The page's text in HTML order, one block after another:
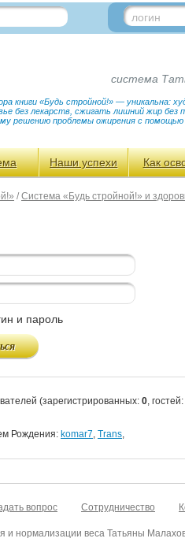
логин
система
книги «Будь стройной!» — уникальна:
без лекарств, сжигать лишний жир
решению проблемы ожирения с
Наши успехи Как
/Система «Будь стройной!» и
и пароль
(зарегистрированных: 0, гостей:
Рождения: komar7, Trans,
вопрос Сотрудничество
и нормализации веса Татьяны